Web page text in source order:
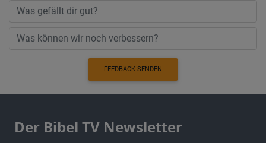
FEEDBACK SENDEN
Der Bibel TV Newsletter